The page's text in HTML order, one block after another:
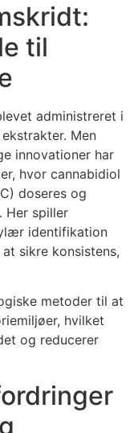
til
administreret i
Men
innovationer har
hvor cannabidiol
doseres og
Her spiller
identifikation
sikre konsistens,
metoder til at
hvilket
og reducerer